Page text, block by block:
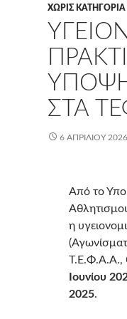
ΧΩΡΊΣ ΚΑΤΗΓΟΡΊΑ
ΣΤΑ
6 ΑΠΡΙΛΊΟΥ 2026
Από το
η
Τ.Ε.Φ.Α.Α.,
Ιουνίου
2025.